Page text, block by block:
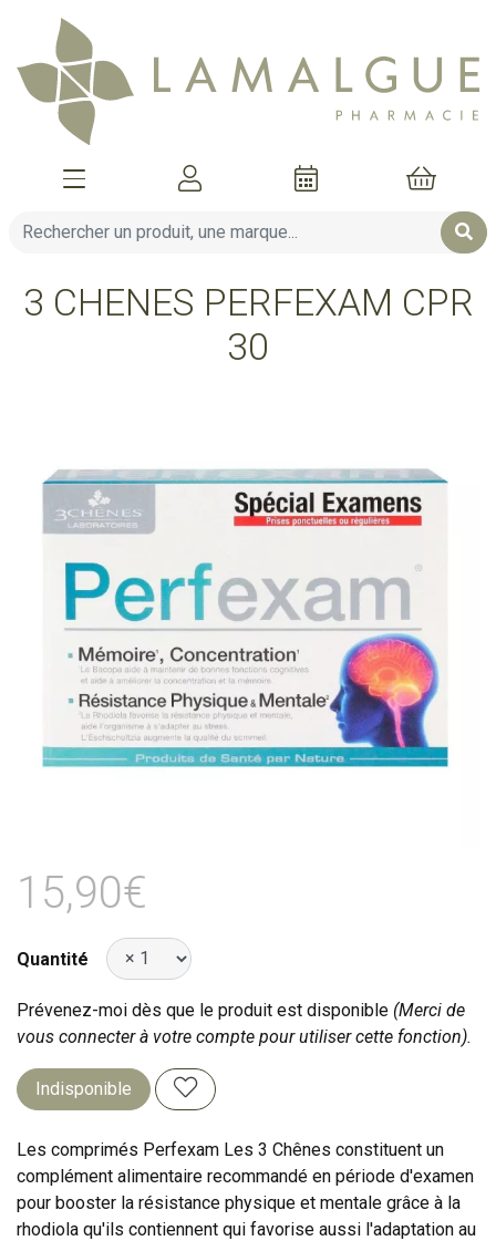
Afficher la navigation
Mon
3 CHENES PERFEXAM CPR
30
15,90€
Quantité
Prévenez-moi dès que le produit est disponible (Merci de
vous connecter à votre compte pour utiliser cette fonction).
Indisponible
Les comprimés Perfexam Les 3 Chênes constituent un
complément alimentaire recommandé en période d'examen
pour booster la résistance physique et mentale grâce à la
rhodiola qu'ils contiennent qui favorise aussi l'adaptation au